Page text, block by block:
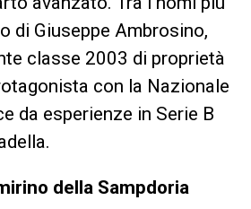
di Giuseppe Ambrosino,
classe 2003 di proprietà
con la Nazionale
da esperienze in Serie B
della Sampdoria